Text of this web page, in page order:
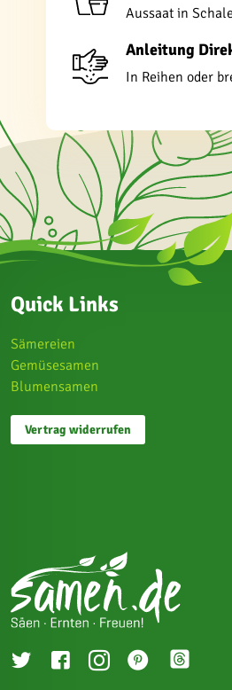
Aussaat in
Anleitung
In Reihen oder
Quick Links
Sämereien
Gemüsesamen
Blumensamen
Vertrag widerrufen